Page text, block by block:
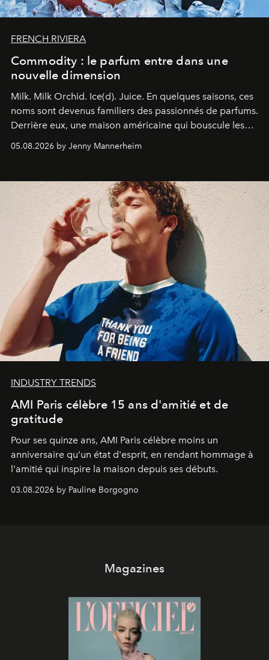
FRENCH RIVIERA
Commodity : le parfum entre dans une
nouvelle dimension
Milk. Milk Orchid. Ice(d). Juice. En quelques saisons, ces
noms sont devenus familiers des passionnés de parfums.
Derrière eux, une maison américaine qui bouscule les
codes de la parfumerie contemporaine en proposant
une approche aussi intuitive que personnelle :
05.08.2026 by Jenny Mannerheim
INDUSTRY TRENDS
AMI Paris célèbre 15 ans d'amitié et de
gratitude
Pour ses quinze ans, AMI Paris célèbre moins un
anniversaire qu'un état d'esprit, en rendant hommage à
l'amitié qui inspire la maison depuis ses débuts.
03.08.2026 by Pauline Borgogno
Magazines